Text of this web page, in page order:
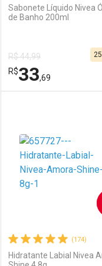
Sabonete Líquido Nivea
de Banho 200ml
R$ 44,99
R$33,69
Laboratório
Por Menos
(174)
Hidratante Labial Nivea
COMPRAR